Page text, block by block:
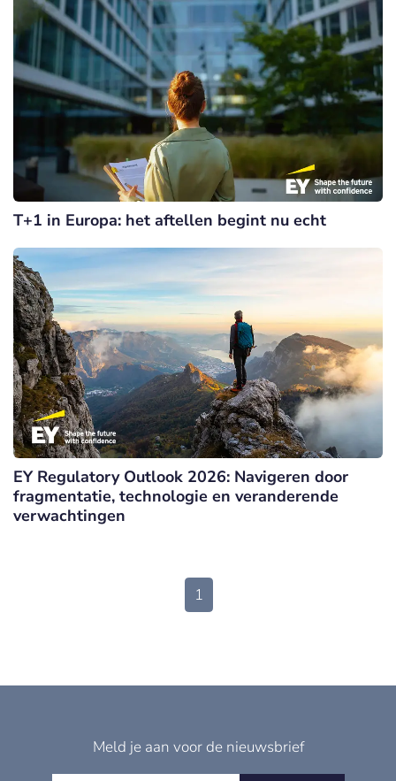
T+1 in Europa: het aftellen begint nu echt
EY Regulatory Outlook 2026: Navigeren door
fragmentatie, technologie en veranderende
verwachtingen
1
Meld je aan voor de nieuwsbrief